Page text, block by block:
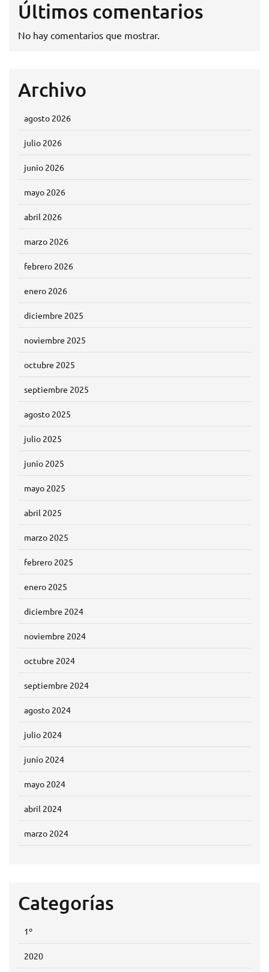
Últimos comentarios
No hay comentarios que mostrar.
Archivo
agosto 2026
julio 2026
junio 2026
mayo 2026
abril 2026
marzo 2026
febrero 2026
enero 2026
diciembre 2025
noviembre 2025
octubre 2025
septiembre 2025
agosto 2025
julio 2025
junio 2025
mayo 2025
abril 2025
marzo 2025
febrero 2025
enero 2025
diciembre 2024
noviembre 2024
octubre 2024
septiembre 2024
agosto 2024
julio 2024
junio 2024
mayo 2024
abril 2024
marzo 2024
Categorías
1º
2020